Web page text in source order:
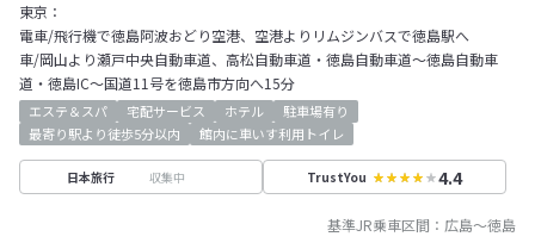
東京：
電車/飛行機で徳島阿波おどり空港、空港よりリムジンバスで徳島駅へ
車/岡山より瀬戸中央自動車道、高松自動車道・徳島自動車道～徳島自動車
道・徳島IC～国道11号を徳島市方向へ15分
エステ＆スパ 宅配サービス ホテル
駐車場有り
最寄り駅より徒歩5分以内
館内に車いす利用トイレ
日本旅行 収集中 TrustYou 4.4
基準JR乗車区間： 広島～徳島